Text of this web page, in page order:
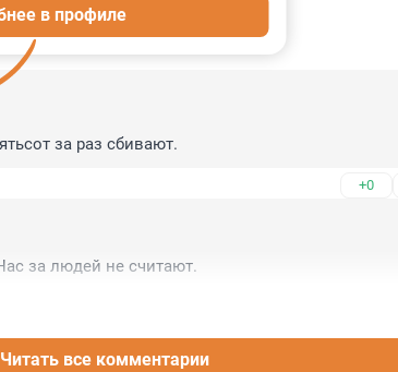
в профиле
за раз сбивают.
+0
за людей не считают.
Читать все комментарии